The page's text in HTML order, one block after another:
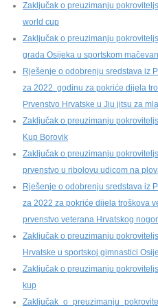
Zaključak o preuzimanju
world cup
Zaključak o preuzimanju
grada Osijeka u sportskom
Rješenje o odobrenju sredstava iz
za 2022. godinu za pokriće dijela
Prvenstvo Hrvatske u Jiu jitsu za
Zaključak o preuzimanju
Kup Borovik
Zaključak o preuzimanju
prvenstvo u ribolovu udicom na
Rješenje o odobrenju sredstava iz
za 2022 za pokriće dijela troškova
prvenstvo veterana Hrvatskog
Zaključak o preuzimanju
Hrvatske u sportskoj gimnastici
Zaključak o preuzimanju
kup
Zaključak o preuzimanju